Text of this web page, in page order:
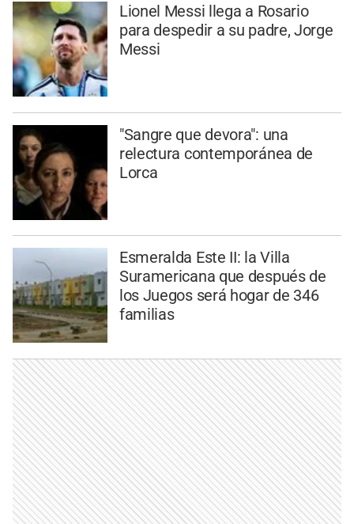
Lionel Messi llega a Rosario
para despedir a su padre, Jorge
Messi
"Sangre que devora": una
relectura contemporánea de
Lorca
Esmeralda Este II: la Villa
Suramericana que después de
los Juegos será hogar de 346
familias